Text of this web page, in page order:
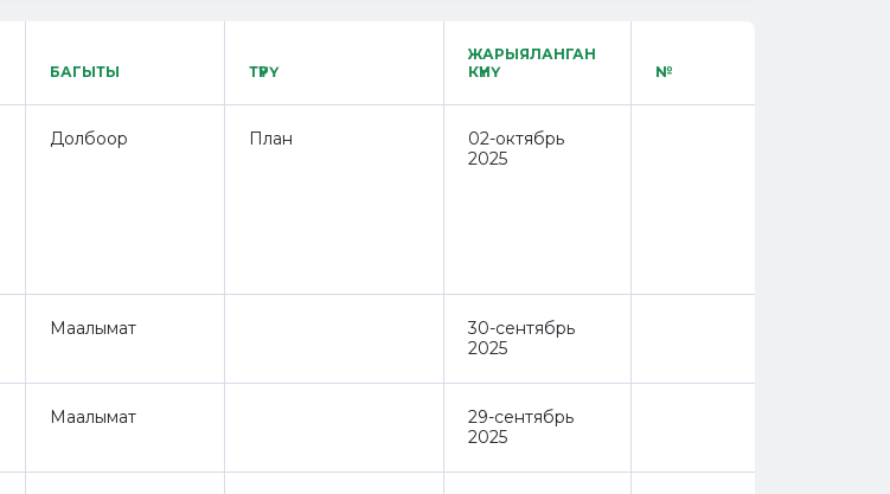
БАГЫТЫ ТҮРҮ
ЖАРЫЯЛАНГАН
КҮНҮ
№
Долбоор План
02-октябрь
2025
Маалымат
30-сентябрь
2025
Маалымат
29-сентябрь
2025